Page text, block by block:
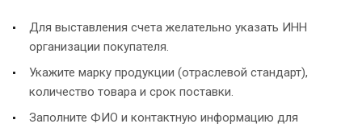
Для выставления счета желательно указать ИНН
организации покупателя.
Укажите марку продукции (отраслевой стандарт),
количество товара и срок поставки.
Заполните ФИО и контактную информацию для